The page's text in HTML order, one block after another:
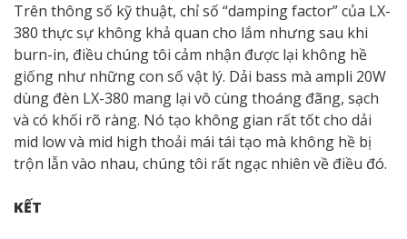
Trên thông số kỹ thuật, chỉ số “damping factor” của LX-
380 thực sự không khả quan cho lắm nhưng sau khi
burn-in, điều chúng tôi cảm nhận được lại không hề
giống như những con số vật lý. Dải bass mà ampli 20W
dùng đèn LX-380 mang lại vô cùng thoáng đãng, sạch
và có khối rõ ràng. Nó tạo không gian rất tốt cho dải
mid low và mid high thoải mái tái tạo mà không hề bị
trộn lẫn vào nhau, chúng tôi rất ngạc nhiên về điều đó.
KẾT